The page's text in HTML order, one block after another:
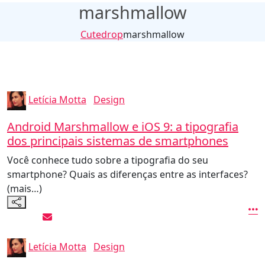
marshmallow
Cutedropmarshmallow
Letícia Motta Design
Android Marshmallow e iOS 9: a tipografia
dos principais sistemas de smartphones
Você conhece tudo sobre a tipografia do seu
smartphone? Quais as diferenças entre as interfaces?
(mais…)
Letícia Motta Design